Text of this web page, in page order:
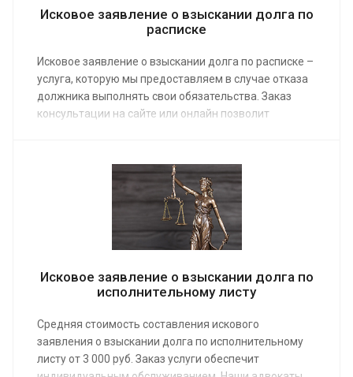
Исковое заявление о взыскании долга по
расписке
Исковое заявление о взыскании долга по расписке –
услуга, которую мы предоставляем в случае отказа
должника выполнять свои обязательства. Заказ
консультации на сайте или онлайн позволит
долга с физического лица. Средняя стоимость
работы наших юристов от 4 000 руб.
Исковое заявление о взыскании долга по
исполнительному листу
Средняя стоимость составления искового
заявления о взыскании долга по исполнительному
листу от 3 000 руб. Заказ услуги обеспечит